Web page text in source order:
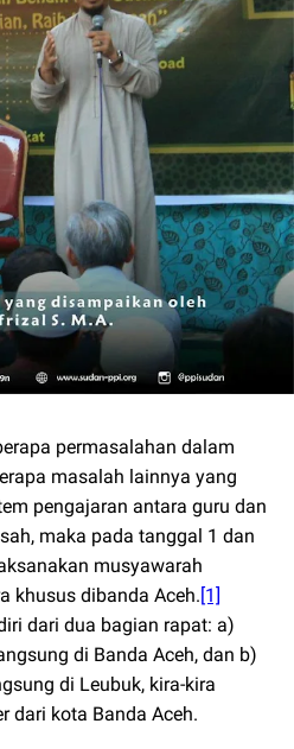
permasalahan dalam
masalah lainnya yang
pengajaran antara guru dan
maka pada tanggal 1 dan
musyawarah
khusus dibanda Aceh. [1]
dari dua bagian rapat: a)
di Banda Aceh, dan b)
di Leubuk, kira-kira
dari kota Banda Aceh.